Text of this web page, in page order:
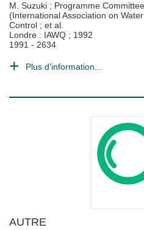
M. Suzuki ; Programme
(International Association on
Control ; et al.
Londre : IAWQ ; 1992
1991 - 2634
Plus d'information...
AUTRE